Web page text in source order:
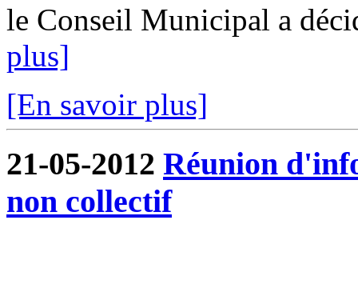
le Conseil Municipal a
plus]
[En savoir plus]
21-05-2012 Réunion
non collectif